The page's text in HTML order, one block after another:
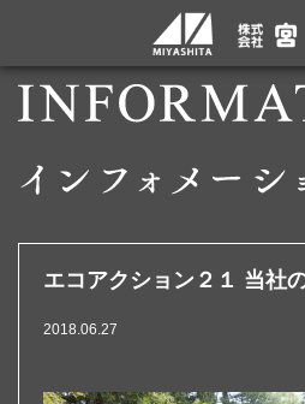
エコアクション２１ 当社
2018.06.27